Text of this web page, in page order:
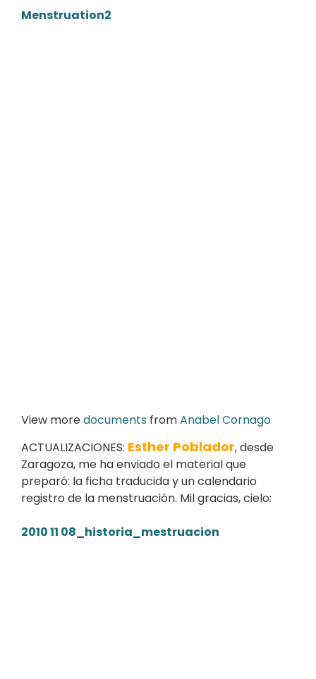
Menstruation2
View moredocuments fromAnabel Cornago
ACTUALIZACIONES: Esther Poblador, desde
Zaragoza, me ha enviado el material que
preparó: la ficha traducida y un calendario
registro de la menstruación. Mil gracias, cielo:
2010 11 08_historia_mestruacion